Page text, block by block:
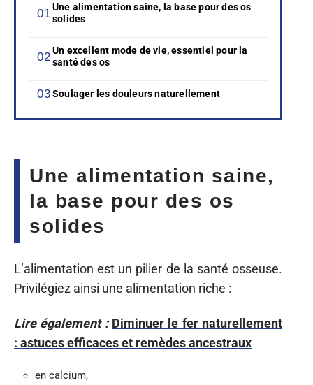
Une alimentation saine, la base pour des os
solides
Un excellent mode de vie, essentiel pour la
santé des os
Soulager les douleurs naturellement
Une alimentation saine,
la base pour des os
solides
L’alimentation est un pilier de la santé osseuse.
Privilégiez ainsi une alimentation riche :
Lire également : Diminuer le fer naturellement
: astuces efficaces et remèdes ancestraux
en calcium,